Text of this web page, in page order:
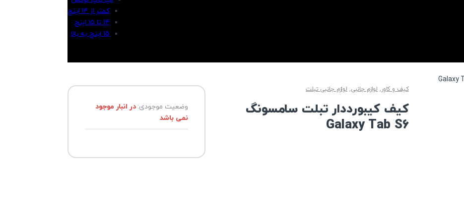
کمتر از 14 اینچ
14 تا 15 اینچ
15 اینچ به بالا
کیف و کاور , لوازم جانبی, لوازم جانبی تبلت
کیف کیبورددار تبلت سامسونگ
Galaxy Tab S6
وضعیت موجودی:در انبار موجود
نمی باشد